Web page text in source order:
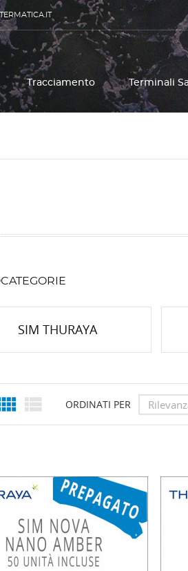
Tracciamento Terminali
SIM THURAYA
 ORDINATI PER